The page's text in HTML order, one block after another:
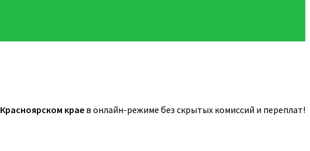
Красноярском крае в онлайн-режиме без скрытых комиссий и переплат!